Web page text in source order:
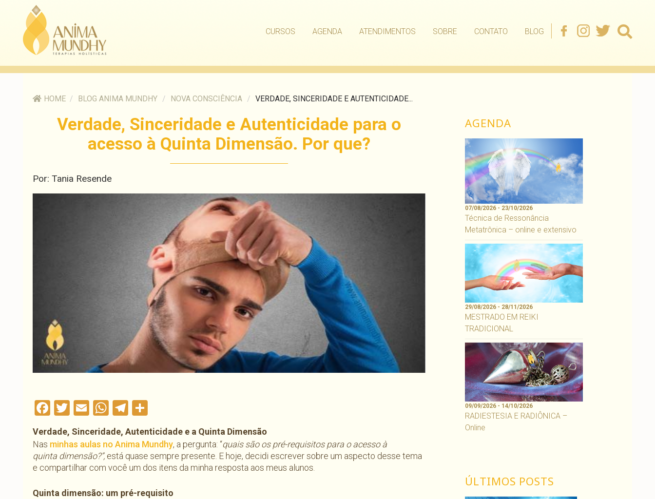
CURSOS AGENDA ATENDIMENTOS SOBRE CONTATO BLOG
HOME / BLOG ANIMA MUNDHY / NOVA CONSCIÊNCIA / VERDADE, SINCERIDADE E AUTENTICIDADE...
Verdade, Sinceridade e Autenticidade para o
acesso à Quinta Dimensão. Por que?
Por: Tania Resende
Facebook
Twitter
EmailWhatsApp
Telegram
Verdade, Sinceridade, Autenticidade e a Quinta Dimensão
Nas minhas aulas no Anima Mundhy, a pergunta: “quais são os pré-requisitos para o acesso à
quinta dimensão?”, está quase sempre presente. E hoje, decidi escrever sobre um aspecto desse tema
e compartilhar com você um dos itens da minha resposta aos meus alunos.
Quinta dimensão: um pré-requisito
AGENDA
07/08/2026 - 23/10/2026
Técnica de Ressonância
Metatrônica – online e extensivo
29/08/2026 - 28/11/2026
MESTRADO EM REIKI
TRADICIONAL
09/09/2026 - 14/10/2026
RADIESTESIA E RADIÔNICA –
Online
ÚLTIMOS POSTS